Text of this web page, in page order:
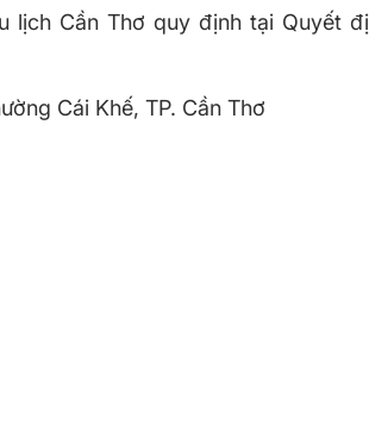
lịch Cần Thơ quy định tại Quyết
Cái Khế, TP. Cần Thơ